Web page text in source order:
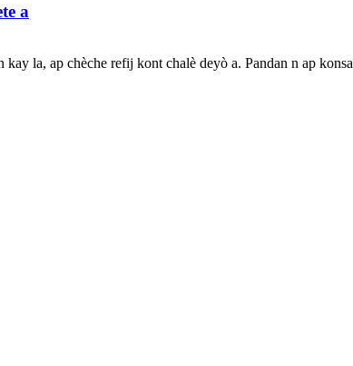
a
la, ap chèche refij kont chalè deyò a. Pandan n ap